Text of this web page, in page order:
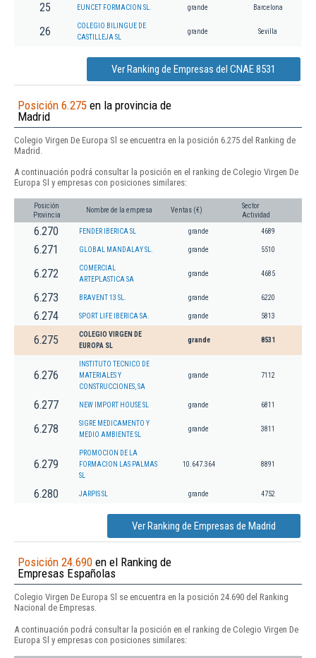
25 EUNCET FORMACION SL. grande Barcelona
26
COLEGIO BILINGUE DE
CASTILLEJA SL
grande Sevilla
Ver Ranking de Empresas del CNAE 8531
Posición 6.275 en la provincia de
Madrid
Colegio Virgen De Europa Sl se encuentra en la posición 6.275 del Ranking de
Madrid.
A continuación podrá consultar la posición en el ranking de Colegio Virgen De
Europa Sl y empresas con posiciones similares:
Posición
Provincia
Nombre de la empresa Ventas (€)
Sector
Actividad
6.270 FENDER IBERICA SL grande 4689
6.271 GLOBAL MANDALAY SL. grande 5510
6.272
COMERCIAL
ARTEPLASTICA SA
grande 4685
6.273 BRAVENT 13 SL. grande 6220
6.274 SPORT LIFE IBERICA SA. grande 5813
6.275
COLEGIO VIRGEN DE
EUROPA SL
grande 8531
6.276
INSTITUTO TECNICO DE
MATERIALES Y
CONSTRUCCIONES, SA
grande 7112
6.277 NEW IMPORT HOUSE SL grande 6811
6.278
SIGRE MEDICAMENTO Y
MEDIO AMBIENTE SL
grande 3811
6.279
PROMOCION DE LA
FORMACION LAS PALMAS
SL
10.647.364 8891
6.280 JARPIS SL grande 4752
Ver Ranking de Empresas de Madrid
Posición 24.690 en el Ranking de
Empresas Españolas
Colegio Virgen De Europa Sl se encuentra en la posición 24.690 del Ranking
Nacional de Empresas.
A continuación podrá consultar la posición en el ranking de Colegio Virgen De
Europa Sl y empresas con posiciones similares: